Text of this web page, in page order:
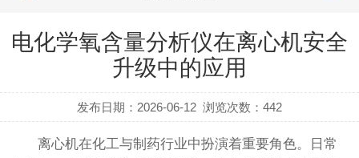
电化学氧含量分析仪在离心机安全
升级中的应用
发布日期：2026-06-12 浏览次数：442
离心机在化工与制药行业中扮演着重要角色。日常